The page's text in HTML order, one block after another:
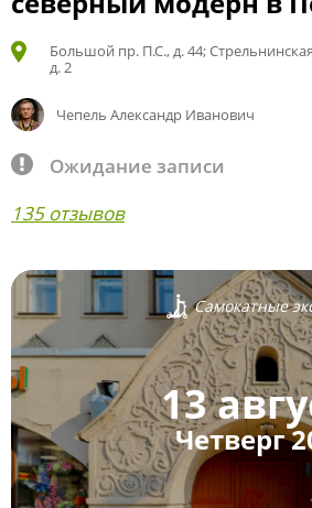
Большой пр. П.С., д. 44;
д. 2
Чепель Александр Иванович
Ожидание записи
135 отзывов
Самокатные
13
Четверг